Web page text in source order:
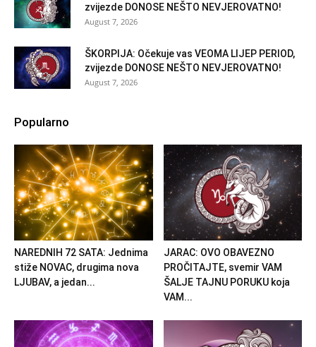
zvijezde DONOSE NEŠTO NEVJEROVATNO!
August 7, 2026
ŠKORPIJA: Očekuje vas VEOMA LIJEP PERIOD,
zvijezde DONOSE NEŠTO NEVJEROVATNO!
August 7, 2026
Popularno
NAREDNIH 72 SATA: Jednima
stiže NOVAC, drugima nova
LJUBAV, a jedan...
JARAC: OVO OBAVEZNO
PROČITAJTE, svemir VAM
ŠALJE TAJNU PORUKU koja
VAM...